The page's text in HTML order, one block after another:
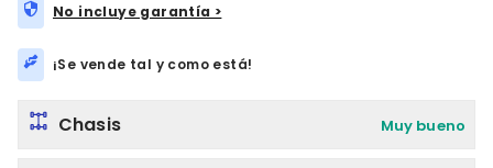
No incluye garantía >
¡Se vende tal y como está!
Chasis Muy bueno